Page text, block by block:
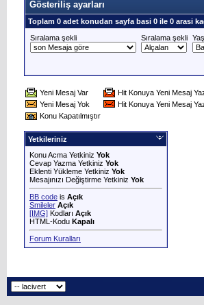
Gösteriliş ayarları
Toplam 0 adet konudan sayfa basi 0 ile 0 arasi
Sıralama şekli
Sıralama şekli Yaş
Yeni Mesaj Var
Hit Konuya Yeni Mesaj
Yeni Mesaj Yok
Hit Konuya Yeni Mesaj
Konu Kapatılmıştır
Yetkileriniz
Konu Acma Yetkiniz Yok
Cevap Yazma Yetkiniz Yok
Eklenti Yükleme Yetkiniz Yok
Mesajınızı Değiştirme Yetkiniz Yok
BB code is Açık
Smileler Açık
[IMG] Kodları Açık
HTML-Kodu Kapalı
Forum Kuralları